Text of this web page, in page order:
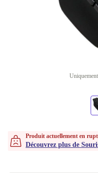
Produit actuellement en
Découvrez plus de